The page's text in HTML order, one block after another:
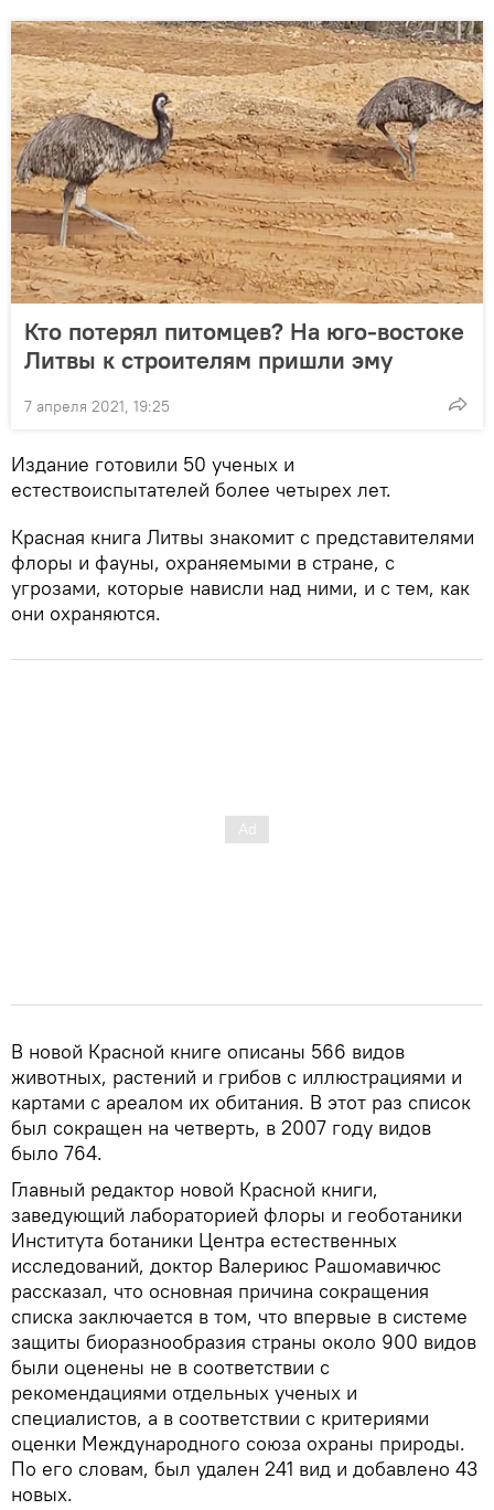
Кто потерял питомцев? На юго-востоке
Литвы к строителям пришли эму
7 апреля 2021, 19:25
Издание готовили 50 ученых и
естествоиспытателей более четырех лет.
Красная книга Литвы знакомит с представителями
флоры и фауны, охраняемыми в стране, с
угрозами, которые нависли над ними, и с тем, как
они охраняются.
В новой Красной книге описаны 566 видов
животных, растений и грибов с иллюстрациями и
картами с ареалом их обитания. В этот раз список
был сокращен на четверть, в 2007 году видов
было 764.
Главный редактор новой Красной книги,
заведующий лабораторией флоры и геоботаники
Института ботаники Центра естественных
исследований, доктор Валериюс Рашомавичюс
рассказал, что основная причина сокращения
списка заключается в том, что впервые в системе
защиты биоразнообразия страны около 900 видов
были оценены не в соответствии с
рекомендациями отдельных ученых и
специалистов, а в соответствии с критериями
оценки Международного союза охраны природы.
По его словам, был удален 241 вид и добавлено 43
новых.